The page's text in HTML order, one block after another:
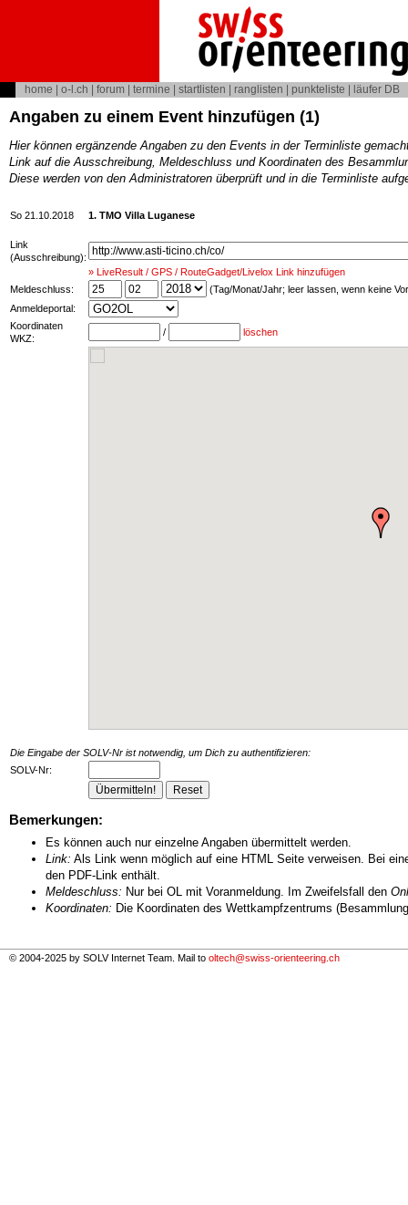
home o-l.ch forum termine startlisten ranglisten punkteliste läufer DB
Angaben zu einem Event hinzufügen (1)
Hier können ergänzende Angaben zu den Events in der Terminliste
Link auf die Ausschreibung, Meldeschluss und Koordinaten des
Diese werden von den Administratoren überprüft und in die Terminliste
So 21.10.2018 1. TMO Villa Luganese
Link
(Ausschreibung):
» LiveResult / GPS / RouteGadget/Livelox Link hinzufügen
Meldeschluss:
(Tag/Monat/Jahr; leer lassen, wenn keine
Anmeldeportal:
Koordinaten
WKZ:
/ löschen
Die Eingabe der SOLV-Nr ist notwendig, um Dich zu authentifizieren:
SOLV-Nr:
Bemerkungen:
Es können auch nur einzelne Angaben übermittelt werden.
Link: Als Link wenn möglich auf eine HTML Seite verweisen. Bei
den PDF-Link enthält.
Meldeschluss: Nur bei OL mit Voranmeldung. Im Zweifelsfall den
Koordinaten: Die Koordinaten des Wettkampfzentrums
© 2004-2025 by SOLV Internet Team. Mail to oltech@swiss-orienteering.ch